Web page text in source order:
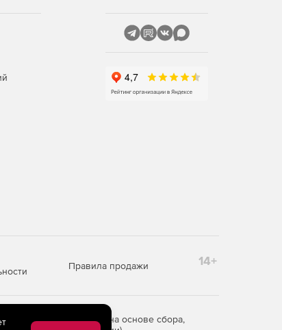
Правила продажи 14+
информации на основе сбора,